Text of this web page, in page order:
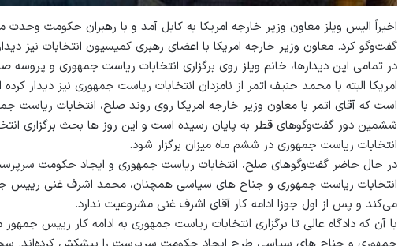
اخیراً الیس ویلز معاون وزیر خارجه امریکا به کابل آمد و با رهبران حکومت وحدت
گفت‌وگو کرد. معاون وزیر خارجه امریکا با اعضای رهبری کمیسیون انتخابات نیز
در تمامی این دیدارها، خانم ویلز روی برگزاری انتخابات ریاست جمهوری و
امریکا البته با محمد حنیف اتمر از نامزدان انتخابات ریاست جمهوری نیز دیدار
است که آقای اتمر با معاون وزیر خارجه امریکا روی روند صلح، انتخابات
ششمین دور گفت‌وگوهای قطر به پایان رسیده است و این روز ها بحث برگزاری
انتخابات ریاست جمهوری در ششم ماه میزان برگزار شود.
در حال حاضر گفت‌وگوهای صلح، انتخابات ریاست جمهوری و ایجاد حکومت
انتخابات ریاست جمهوری و جناح های سیاسی همچنان، محمد اشرف غنی رییس
می‌کند و پس از اول جوزا ادامه کار آقای اشرف غنی مشروعیت ندارد.
با آن که دادگاه عالی تا برگزاری انتخابات ریاست جمهوری به ادامه کار رییس